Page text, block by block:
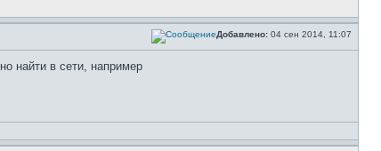
Добавлено: 04 сен 2014, 11:07
найти в сети, например